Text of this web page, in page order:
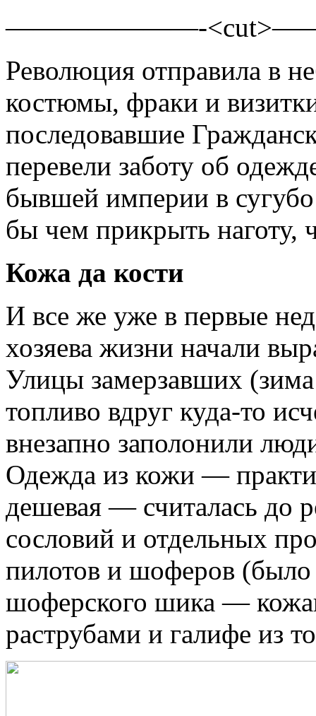
———————-
Революция отправила в
костюмы, фраки и
последовавшие
перевели заботу об
бывшей империи в
бы чем прикрыть наготу,
Кожа да кости
И все же уже в первые
хозяева жизни начали
Улицы замерзавших
топливо вдруг куда-то
внезапно заполонили
Одежда из кожи —
дешевая — считалась до
сословий и отдельных
пилотов и шоферов (было
шоферского шика —
раструбами и галифе из